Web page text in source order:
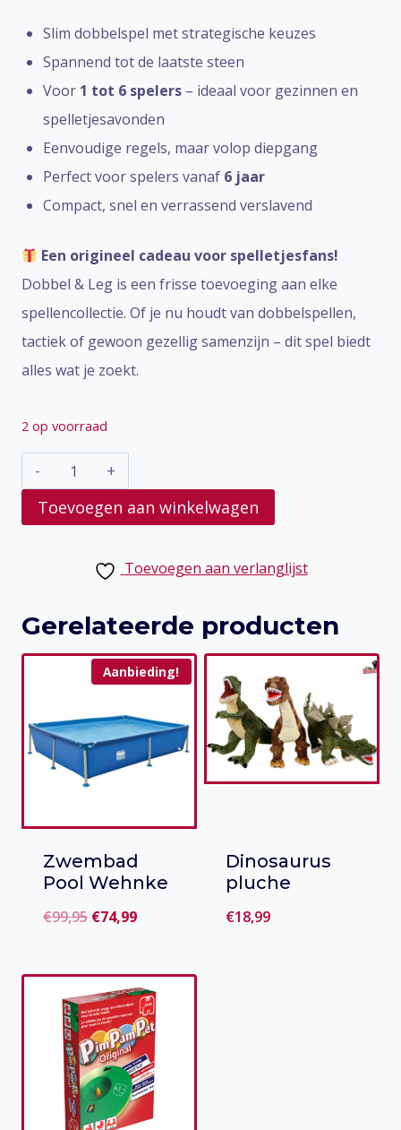
Slim dobbelspel met strategische keuzes
Spannend tot de laatste steen
Voor 1 tot 6 spelers – ideaal voor gezinnen en
spelletjesavonden
Eenvoudige regels, maar volop diepgang
Perfect voor spelers vanaf 6 jaar
Compact, snel en verrassend verslavend
Een origineel cadeau voor spelletjesfans!
Dobbel & Leg is een frisse toevoeging aan elke
spellencollectie. Of je nu houdt van dobbelspellen,
tactiek of gewoon gezellig samenzijn – dit spel biedt
alles wat je zoekt.
2 op voorraad
Rummikub
Dobbel
&
strategische
dobbelspel
echte
denkers
Toevoegen aan winkelwagen
Toevoegen aan verlanglijst
Gerelateerde producten
Aanbieding!
Zwembad
Pool Wehnke
€99,95 Oorspronkelijke
was:
€99,95.
€74,99Huidige
is:
€74,99.
aan verlanglijst
Dinosaurus
pluche
€18,99